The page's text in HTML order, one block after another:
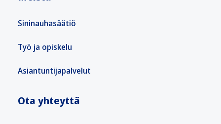
Sininauhasäätiö
Työ ja opiskelu
Asiantuntijapalvelut
Ota yhteyttä